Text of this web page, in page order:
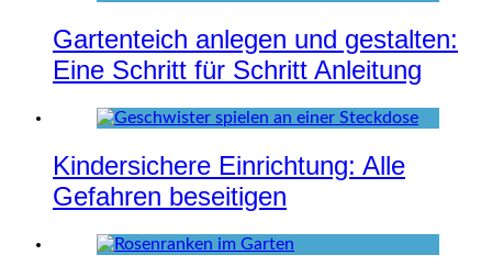
Gartenteich anlegen und gestalten:
Eine Schritt für Schritt Anleitung
Kindersichere Einrichtung: Alle
Gefahren beseitigen